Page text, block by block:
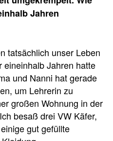
Jahren
tatsächlich unser Leben
eineinhalb Jahren hatte
und Nanni hat gerade
um Lehrerin zu
großen Wohnung in der
besaß drei VW Käfer,
gut gefüllte